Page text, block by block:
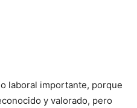
laboral importante, porque
y valorado, pero